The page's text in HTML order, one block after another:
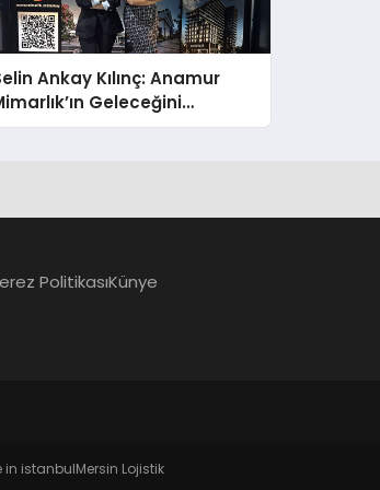
Ankay Kılınç: Anamur
Geleceğini
Yöneticisi
PolitikasıKünye
istanbulMersin Lojistik